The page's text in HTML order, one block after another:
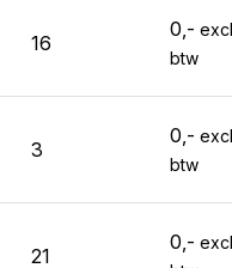
16
0,-
btw
3
0,-
btw
21
0,-